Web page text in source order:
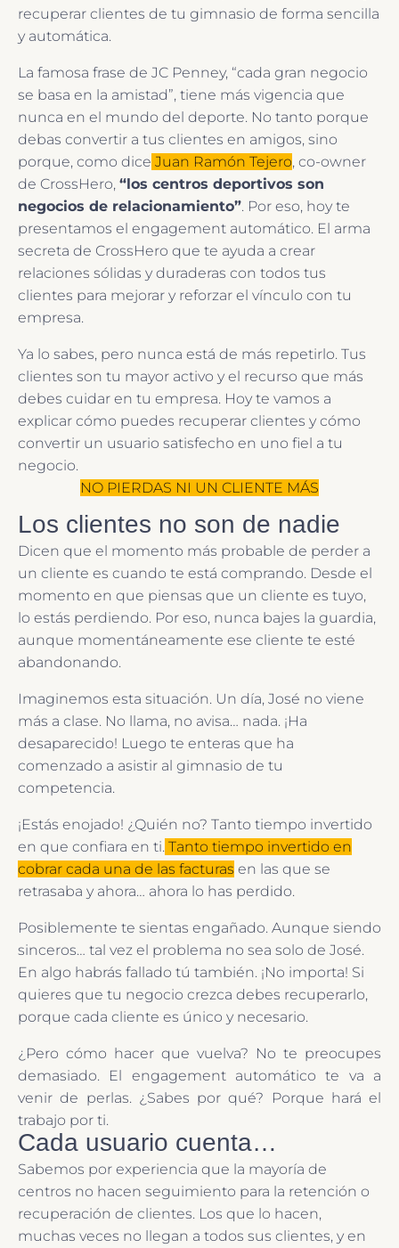
recuperar clientes de tu gimnasio de forma sencilla
y automática.
La famosa frase de JC Penney, “cada gran negocio
se basa en la amistad”, tiene más vigencia que
nunca en el mundo del deporte. No tanto porque
debas convertir a tus clientes en amigos, sino
porque, como dice Juan Ramón Tejero, co-owner
de CrossHero, “los centros deportivos son
negocios de relacionamiento”. Por eso, hoy te
presentamos el engagement automático. El arma
secreta de CrossHero que te ayuda a crear
relaciones sólidas y duraderas con todos tus
clientes para mejorar y reforzar el vínculo con tu
empresa.
Ya lo sabes, pero nunca está de más repetirlo. Tus
clientes son tu mayor activo y el recurso que más
debes cuidar en tu empresa. Hoy te vamos a
explicar cómo puedes recuperar clientes y cómo
convertir un usuario satisfecho en uno fiel a tu
negocio.
NO PIERDAS NI UN CLIENTE MÁS
Los clientes no son de nadie
Dicen que el momento más probable de perder a
un cliente es cuando te está comprando. Desde el
momento en que piensas que un cliente es tuyo,
lo estás perdiendo. Por eso, nunca bajes la guardia,
aunque momentáneamente ese cliente te esté
abandonando.
Imaginemos esta situación. Un día, José no viene
más a clase. No llama, no avisa… nada. ¡Ha
desaparecido! Luego te enteras que ha
comenzado a asistir al gimnasio de tu
competencia.
¡Estás enojado! ¿Quién no? Tanto tiempo invertido
en que confiara en ti. Tanto tiempo invertido en
cobrar cada una de las facturas en las que se
retrasaba y ahora… ahora lo has perdido.
Posiblemente te sientas engañado. Aunque siendo
sinceros… tal vez el problema no sea solo de José.
En algo habrás fallado tú también. ¡No importa! Si
quieres que tu negocio crezca debes recuperarlo,
porque cada cliente es único y necesario.
¿Pero cómo hacer que vuelva? No te preocupes
demasiado. El engagement automático te va a
venir de perlas. ¿Sabes por qué? Porque hará el
trabajo por ti.
Cada usuario cuenta…
Sabemos por experiencia que la mayoría de
centros no hacen seguimiento para la retención o
recuperación de clientes. Los que lo hacen,
muchas veces no llegan a todos sus clientes, y en